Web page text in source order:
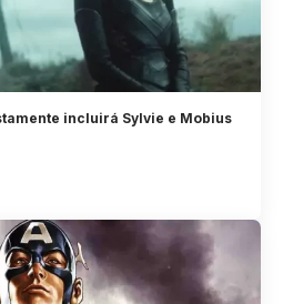
incluirá Sylvie e Mobius